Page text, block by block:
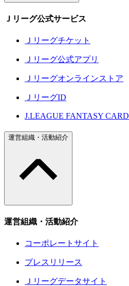
Ｊリーグ公式サービス
Ｊリーグチケット
Ｊリーグ公式アプリ
Ｊリーグオンラインストア
ＪリーグID
J.LEAGUE FANTASY CARD
運営組織・活動紹介
運営組織・活動紹介
コーポレートサイト
プレスリリース
Ｊリーグデータサイト